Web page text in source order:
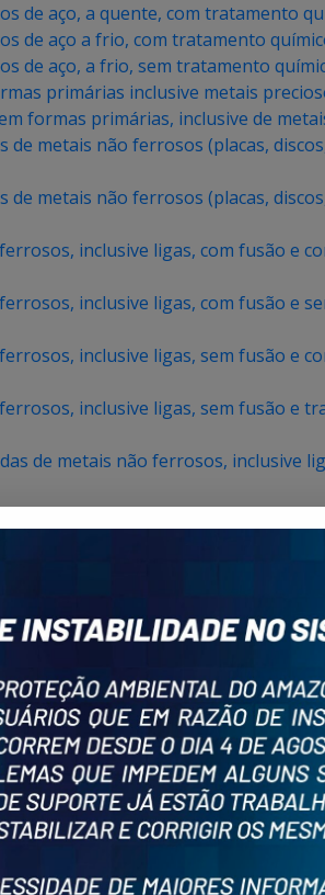
de aço, a quente, com tratamento
de aço a frio, com tratamento
de aço, a frio, sem tratamento
primárias inclusive metais
formas primárias, inclusive de
de metais não ferrosos (placas,
de metais não ferrosos (placas,
inclusive ligas, com fusão e
inclusive ligas, com fusão e
inclusive ligas, sem fusão e
inclusive ligas, sem fusão e
de metais não ferrosos, inclusive
de metais não ferrosos, inclusive
de metais não ferrosos_REQ-08
ligas_REQ-08
08
químico superficial e ou
químico superficial e ou
e aço, e de metais não ferrosos,
08
e aço, e de metais não ferrosos,
08
químico superficial e ou